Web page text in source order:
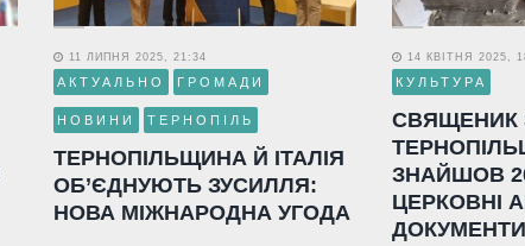
11 ЛИПНЯ 2025, 21:34
АКТУАЛЬНО ГРОМАДИ
НОВИНИ ТЕРНОПІЛЬ
ТЕРНОПІЛЬЩИНА Й ІТАЛІЯ
ОБ’ЄДНУЮТЬ ЗУСИЛЛЯ:
НОВА МІЖНАРОДНА УГОДА
14 КВІТНЯ 2025,
КУЛЬТУРА
СВЯЩЕНИК
ЗНАЙШОВ
ЦЕРКОВНІ
ДОКУМЕНТИ